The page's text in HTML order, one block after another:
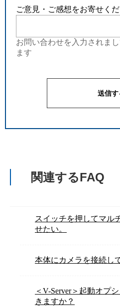
ご意見・ご感想をお寄せく
お問い合わせを入力されま
ます
関連するFAQ
スイッチを押してマル
せたい。
本体にカメラを接続し
＜V-Server＞起動オプ
きますか？